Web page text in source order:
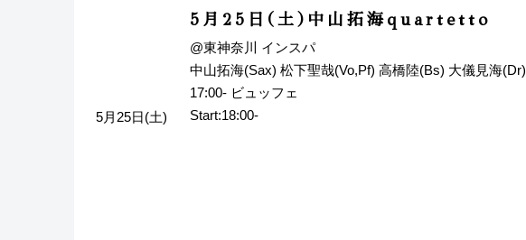
5月25日(土)
5月25日(土)中山拓海quartetto
@東神奈川 インスパ
中山拓海(Sax) 松下聖哉(Vo,Pf) 高橋陸(Bs) 大儀見海(Dr)
17:00- ビュッフェ
Start:18:00-